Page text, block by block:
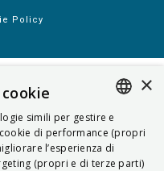
Policy
ITALIAN
ENGLISH
×
simili per gestire e
di performance (propri
l’esperienza di
(propri e di terze parti)